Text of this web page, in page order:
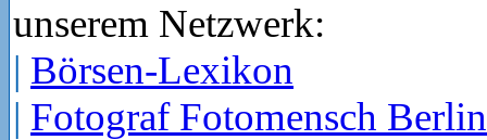
unserem Netzwerk:
| Börsen-Lexikon
| Fotograf Fotomensch Berlin